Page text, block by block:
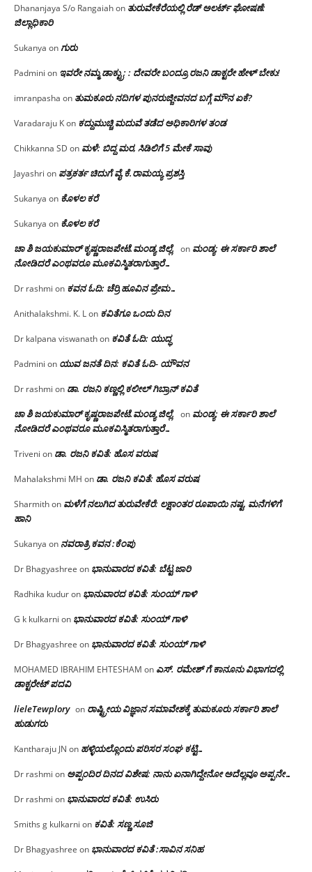
Dhananjaya S/o Rangaiahon ತುರುವೇಕೆರೆಯಲ್ಲಿ ರೆಡ್ ಅಲರ್ಟ್ ಘೋಷಣೆ:
ಜಿಲ್ಲಾಧಿಕಾರಿ
Sukanya onಗುರು
Padmini on ಇವರೇ ನಮ್ಮ ಡಾಕ್ಟ್ರು; : ದೇವರೇ ಬಂದ್ರೂ ರಜನಿ ಡಾಕ್ಟರೇ ಹೇಳ್ ಬೇಕು!
imranpasha on ತುಮಕೂರು ನದಿಗಳ ಪುನರುಜ್ಜೀವನದ ಬಗ್ಗೆ ಮೌನ ಏಕೆ?
Varadaraju Kon ಕದ್ದುಮುಚ್ಚಿ ಮದುವೆ ತಡೆದ ಅಧಿಕಾರಿಗಳ ತಂಡ
Chikkanna SD on ಮಳೆ: ಬಿದ್ದ ಮರ, ಸಿಡಿಲಿಗೆ 5 ಮೇಕೆ ಸಾವು
Jayashri on ಪತ್ರಕರ್ತ ಚಿದುಗೆ ವೈ.ಕೆ.ರಾಮಯ್ಯ ಪ್ರಶಸ್ತಿ
Sukanya on ಕೊಳಲ ಕರೆ
Sukanya on ಕೊಳಲ ಕರೆ
ಚಾ ಶಿ ಜಯಕುಮಾರ್ ಕೃಷ್ಣರಾಜಪೇಟೆ.ಮಂಡ್ಯ ಜಿಲ್ಲೆ. on ಮಂಡ್ಯ: ಈ ಸರ್ಕಾರಿ ಶಾಲೆ
ನೋಡಿದರೆ ಎಂಥವರೂ ಮೂಕವಿಸ್ಮಿತರಾಗುತ್ತಾರೆ…
Dr rashmi on ಕವನ ಓದಿ: ಚೆರ್ರಿ ಹೂವಿನ ಪ್ರೇಮ…
Anithalakshmi. K. Lon ಕವಿತೆಗೂ ಒಂದು ದಿನ
Dr kalpana viswanathon ಕವಿತೆ ಓದಿ: ಯುದ್ಧ
Padmini on ಯುವ ಜನತೆ ದಿನ: ಕವಿತೆ ಓದಿ- ಯೌವನ
Dr rashmi on ಡಾ. ರಜನಿ‌ ಕಣ್ಣಲ್ಲಿ ಕಲೀಲ್ ಗಿಬ್ರಾನ್ ಕವಿತೆ
ಚಾ ಶಿ ಜಯಕುಮಾರ್ ಕೃಷ್ಣರಾಜಪೇಟೆ.ಮಂಡ್ಯ ಜಿಲ್ಲೆ. on ಮಂಡ್ಯ: ಈ ಸರ್ಕಾರಿ ಶಾಲೆ
ನೋಡಿದರೆ ಎಂಥವರೂ ಮೂಕವಿಸ್ಮಿತರಾಗುತ್ತಾರೆ…
Triveni on ಡಾ. ರಜನಿ ಕವಿತೆ: ಹೊಸ ವರುಷ
Mahalakshmi MH on ಡಾ. ರಜನಿ ಕವಿತೆ: ಹೊಸ ವರುಷ
Sharmithon ಮಳೆಗೆ ನಲುಗಿದ ತುರುವೇಕೆರೆ: ಲಕ್ಷಾಂತರ ರೂಪಾಯಿ ನಷ್ಟ, ಮನೆಗಳಿಗೆ
ಹಾನಿ
Sukanya on ನವರಾತ್ರಿ ಕವನ :ಕೆಂಪು
Dr Bhagyashree on ಭಾನುವಾರದ ಕವಿತೆ: ಬೆಟ್ಟ ಜಾರಿ
Radhika kuduron ಭಾನುವಾರದ ಕವಿತೆ: ಸುಂಯ್ ಗಾಳಿ
G k kulkarni on ಭಾನುವಾರದ ಕವಿತೆ: ಸುಂಯ್ ಗಾಳಿ
Dr Bhagyashree on ಭಾನುವಾರದ ಕವಿತೆ: ಸುಂಯ್ ಗಾಳಿ
MOHAMED IBRAHIM EHTESHAM on ಎಸ್. ರಮೇಶ್ ಗೆ ಕಾನೂನು ವಿಭಾಗದಲ್ಲಿ
ಡಾಕ್ಟರೇಟ್ ಪದವಿ
lieleTewplory on ರಾಷ್ಟ್ರೀಯ ವಿಜ್ಞಾನ ಸಮಾವೇಶಕ್ಕೆ‌ ತುಮಕೂರು ಸರ್ಕಾರಿ ಶಾಲೆ
ಹುಡುಗರು
Kantharaju JN on ಹಳ್ಳಿಯಲ್ಲೊಂದು ಪರಿಸರ ಸಂಘ ಕಟ್ಟಿ…
Dr rashmi on ಅಪ್ಪಂದಿರ ದಿನದ ವಿಶೇಷ: ನಾನು ಏನಾಗಿದ್ದೇನೋ‌ ಅದೆಲ್ಲವೂ ಅಪ್ಪನೇ…
Dr rashmi on ಭಾನುವಾರದ ಕವಿತೆ: ಉಸಿರು
Smiths g kulkarni on ಕವಿತೆ: ಸಣ್ಣ ಸೂಜಿ
Dr Bhagyashree on ಭಾನುವಾರದ ಕವಿತೆ :ಸಾವಿನ ಸನಿಹ